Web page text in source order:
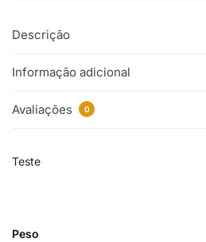
Descrição
Informação adicional
Avaliações 0
Teste
Peso